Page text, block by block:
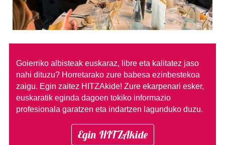
Goierriko albisteak euskaraz, libre eta kalitatez jaso
nahi dituzu? Horretarako zure babesa ezinbestekoa
zaigu. Egin zaitez HITZAkide! Zure ekarpenari esker,
euskaratik eginda dagoen tokiko informazio
profesionala garatzen eta indartzen lagunduko duzu.
Egin HITZAkide